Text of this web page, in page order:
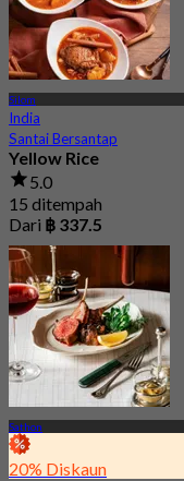
Silom
India
Santai Bersantap
Yellow Rice
5.0
15 ditempah
Dari ฿ 337.5
Sathon
20% Diskaun